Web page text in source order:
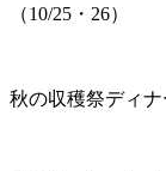
（10/25・26）
秋の収穫祭ディナ